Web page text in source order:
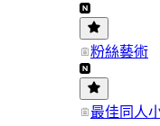
粉絲藝術
最佳同人